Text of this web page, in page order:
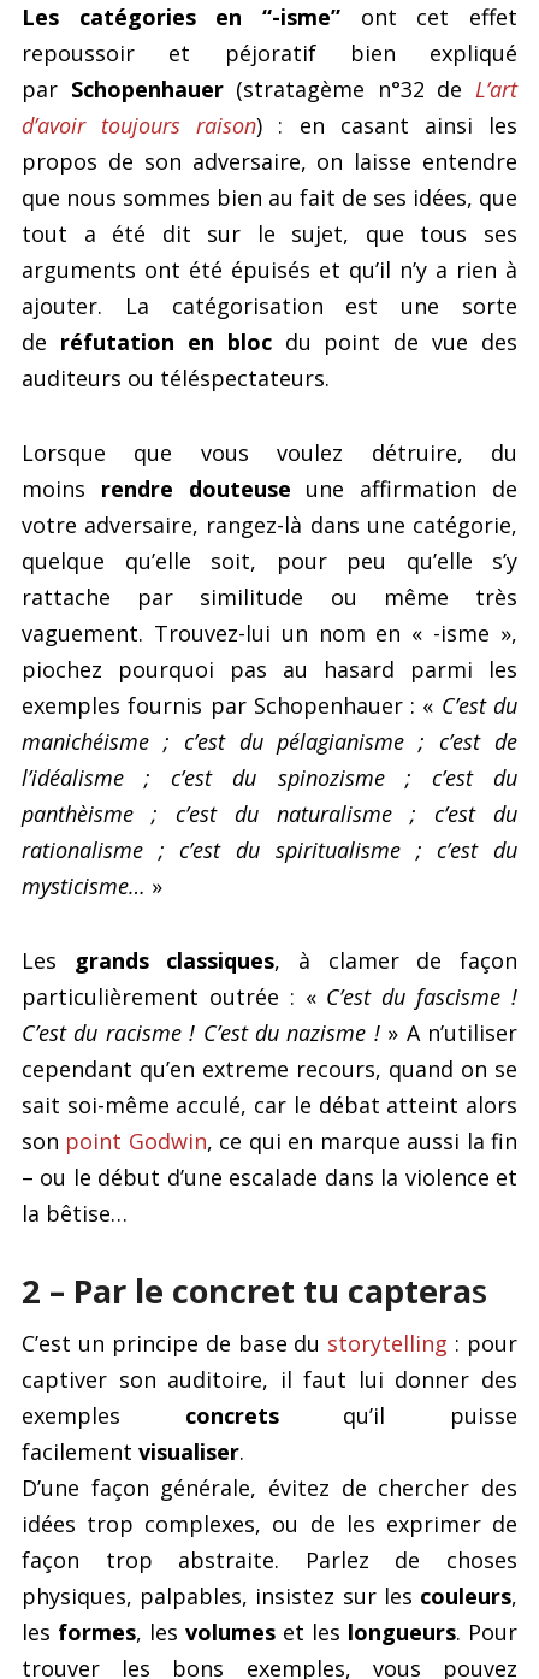
Les catégories en “-isme” ont cet effet
repoussoir et péjoratif bien expliqué
par Schopenhauer (stratagème n°32 de L’art
d’avoir toujours raison) : en casant ainsi les
propos de son adversaire, on laisse entendre
que nous sommes bien au fait de ses idées, que
tout a été dit sur le sujet, que tous ses
arguments ont été épuisés et qu’il n’y a rien à
ajouter. La catégorisation est une sorte
de réfutation en blocdu point de vue des
auditeurs ou téléspectateurs.
Lorsque que vous voulez détruire, du
moins rendre douteuse une affirmation de
votre adversaire, rangez-là dans une catégorie,
quelque qu’elle soit, pour peu qu’elle s’y
rattache par similitude ou même très
vaguement. Trouvez-lui un nom en « -isme »,
piochez pourquoi pas au hasard parmi les
exemples fournis par Schopenhauer : « C’est du
manichéisme ; c’est du pélagianisme ; c’est de
l’idéalisme ; c’est du spinozisme ; c’est du
panthèisme ; c’est du naturalisme ; c’est du
rationalisme ; c’est du spiritualisme ; c’est du
mysticisme… »
Les grands classiques, à clamer de façon
particulièrement outrée : « C’est du fascisme !
C’est du racisme ! C’est du nazisme !» A n’utiliser
cependant qu’en extreme recours, quand on se
sait soi-même acculé, car le débat atteint alors
son point Godwin, ce qui en marque aussi la fin
– ou le début d’une escalade dans la violence et
la bêtise…
2 – Par le concret tu capteras
C’est un principe de base du storytelling : pour
captiver son auditoire, il faut lui donner des
exemples concrets qu’il puisse
facilement visualiser.
D’une façon générale, évitez de chercher des
idées trop complexes, ou de les exprimer de
façon trop abstraite. Parlez de choses
physiques, palpables, insistez sur les couleurs,
les formes, les volumes et les longueurs. Pour
trouver les bons exemples, vous pouvez